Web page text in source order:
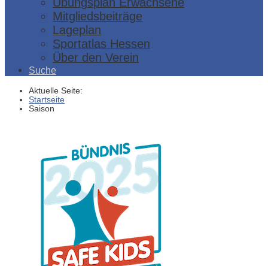
Mitgliedsbeiträge
Lageplan
Sportatlas Hessen
Über den Verein
Suche
Aktuelle Seite:
Startseite
Saison